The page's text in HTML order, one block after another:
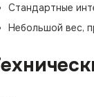
Стандартные
Небольшой вес,